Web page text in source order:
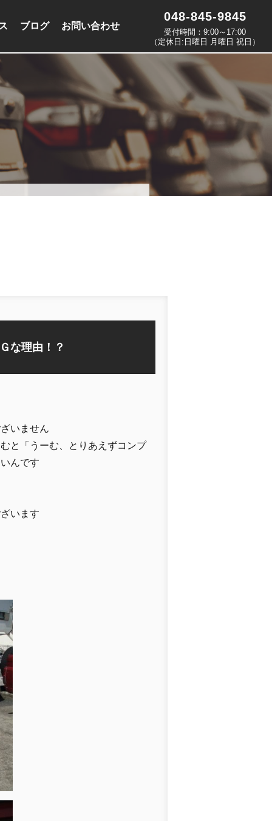
ブログ お問い合わせ
048-845-9845
受付時間：9:00～17:00
（定休日:日曜日 月曜日 祝日）
な理由！？
いません
と「うーむ、とりあえずコンプ
んです
います